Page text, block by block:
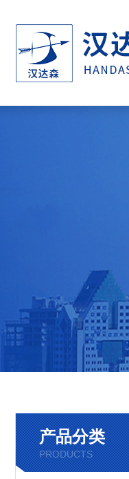
产品分类
PRODUCTS